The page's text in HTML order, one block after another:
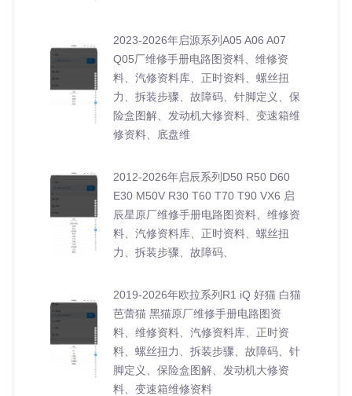
2023-2026年启源系列A05 A06 A07
Q05厂维修手册电路图资料、维修资
料、汽修资料库、正时资料、螺丝扭
力、拆装步骤、故障码、针脚定义、保
险盒图解、发动机大修资料、变速箱维
修资料、底盘维
2012-2026年启辰系列D50 R50 D60
E30 M50V R30 T60 T70 T90 VX6 启
辰星原厂维修手册电路图资料、维修资
料、汽修资料库、正时资料、螺丝扭
力、拆装步骤、故障码、
2019-2026年欧拉系列R1 iQ 好猫 白猫
芭蕾猫 黑猫原厂维修手册电路图资
料、维修资料、汽修资料库、正时资
料、螺丝扭力、拆装步骤、故障码、针
脚定义、保险盒图解、发动机大修资
料、变速箱维修资料